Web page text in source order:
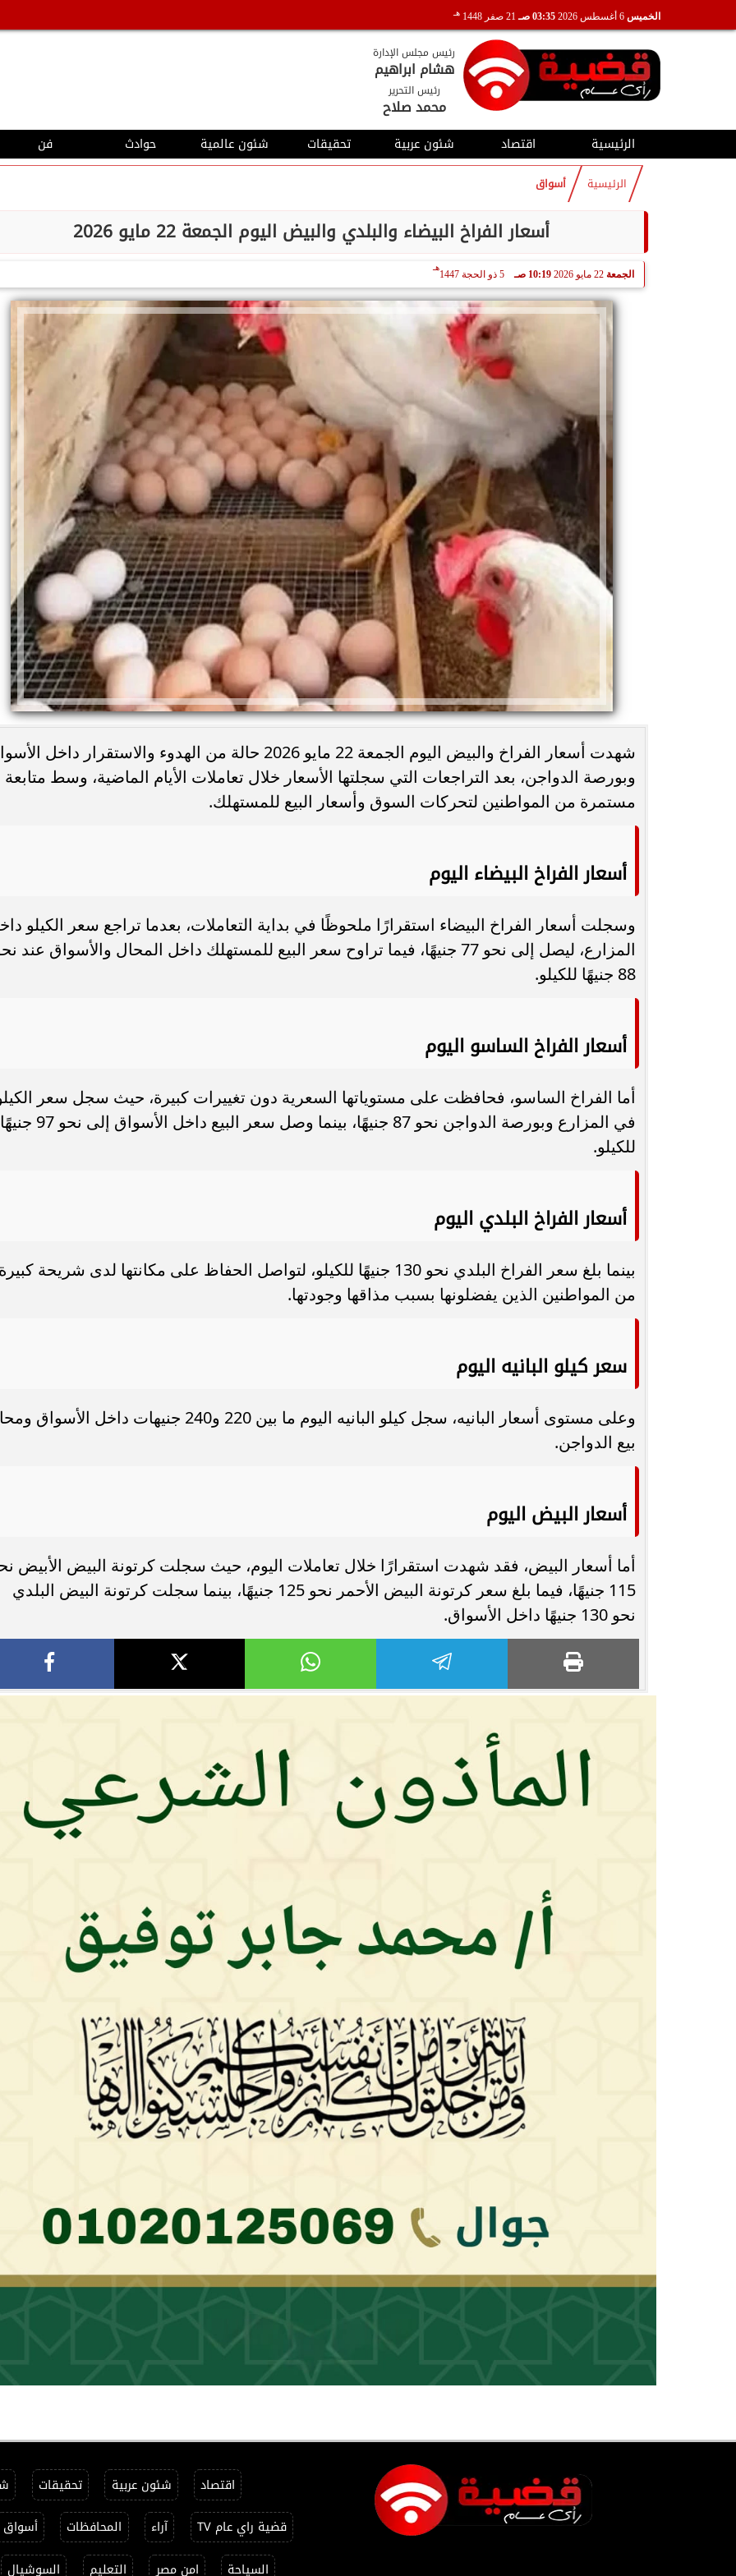
الخميس 03:35 صـ 21 صفر 1448 هـ
رئيس مجلس الإدارة
هشام ابراهيم
رئيس التحرير
محمد صلاح
الرئيسية اقتصاد شئون عربية تحقيقات شئون عالمية حوادث فن
الرئيسية أسواق
أسعار الفراخ البيضاء والبلدي والبيض اليوم الجمعة 22 مايو 2026
الجمعة 22 مايو 2026 10:19 صـ 5 ذو الحجة 1447
هـ
شهدت أسعار الفراخ والبيض اليوم الجمعة 22 مايو 2026 حالة من الهدوء والاستقرار داخل
وبورصة الدواجن، بعد التراجعات التي سجلتها الأسعار خلال تعاملات الأيام الماضية، وسط متابعة
مستمرة من المواطنين لتحركات السوق وأسعار البيع للمستهلك.
أسعار الفراخ البيضاء اليوم
وسجلت أسعار الفراخ البيضاء استقرارًا ملحوظًا في بداية التعاملات، بعدما تراجع سعر الكيلو
المزارع، ليصل إلى نحو 77 جنيهًا، فيما تراوح سعر البيع للمستهلك داخل المحال والأسواق عند
88 جنيهًا للكيلو.
أسعار الفراخ الساسو اليوم
أما الفراخ الساسو، فحافظت على مستوياتها السعرية دون تغييرات كبيرة، حيث سجل سعر
في المزارع وبورصة الدواجن نحو 87 جنيهًا، بينما وصل سعر البيع داخل الأسواق إلى نحو 97 جنيهًا
للكيلو.
أسعار الفراخ البلدي اليوم
بينما بلغ سعر الفراخ البلدي نحو 130 جنيهًا للكيلو، لتواصل الحفاظ على مكانتها لدى شريحة كبيرة
من المواطنين الذين يفضلونها بسبب مذاقها وجودتها.
سعر كيلو البانيه اليوم
وعلى مستوى أسعار البانيه، سجل كيلو البانيه اليوم ما بين 220 و240 جنيهات داخل
بيع الدواجن.
أسعار البيض اليوم
أما أسعار البيض، فقد شهدت استقرارًا خلال تعاملات اليوم، حيث سجلت كرتونة البيض الأبيض
115 جنيهًا، فيما بلغ سعر كرتونة البيض الأحمر نحو 125 جنيهًا، بينما سجلت كرتونة البيض البلدي
نحو 130 جنيهًا داخل الأسواق.
محافظ أسيوط : حملات مكثفة لرفع
الإشغالات بحي شرق لإعادة الانضباط
رحلت في أثناء أداء رسالتها.. وفاة ممرضة
اقتصاد شئون عربية تحقيقات
قضية راي عام TV
آراء المحافظات أسواق
السياحة
امن مصر التعليم السوشيال